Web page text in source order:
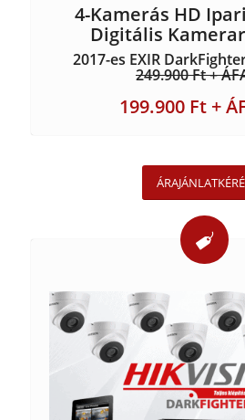
4-Kamerás HD
Digitális
2017-es EXIR
249.900 Ft +
199.900 Ft +